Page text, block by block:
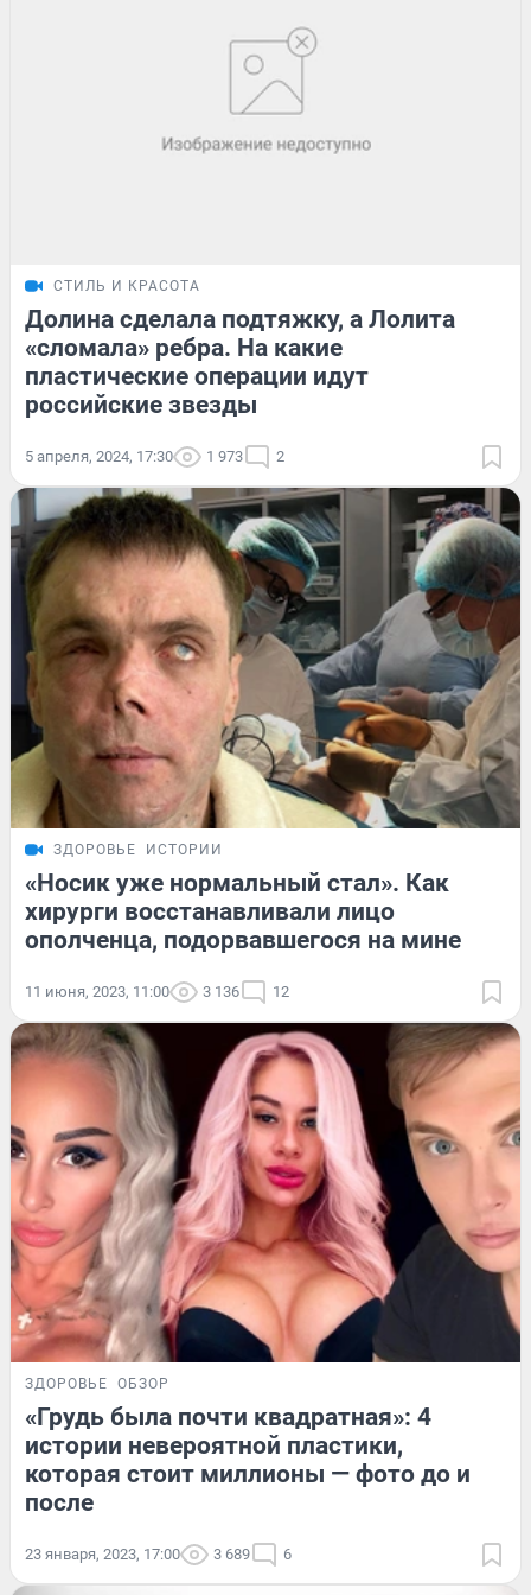
СТИЛЬ И КРАСОТА
Долина сделала подтяжку, а Лолита
«сломала» ребра. На какие
пластические операции идут
российские звезды
5 апреля, 2024, 17:30 1 973 2
ЗДОРОВЬЕ ИСТОРИИ
«Носик уже нормальный стал». Как
хирурги восстанавливали лицо
ополченца, подорвавшегося на мине
11 июня, 2023, 11:00 3 136 12
ЗДОРОВЬЕ ОБЗОР
«Грудь была почти квадратная»: 4
истории невероятной пластики,
которая стоит миллионы — фото до и
после
23 января, 2023, 17:00 3 689 6